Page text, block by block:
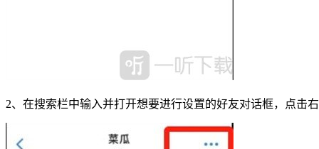
2、在搜索栏中输入并打开想要进行设置的好友对话框，点击右